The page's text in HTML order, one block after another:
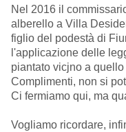
Nel 2016 il
alberello a Villa
figlio del podestà di
l'applicazione delle
piantato vicjno a
Complimenti, non si
Ci fermiamo qui, ma
Vogliamo ricordare,